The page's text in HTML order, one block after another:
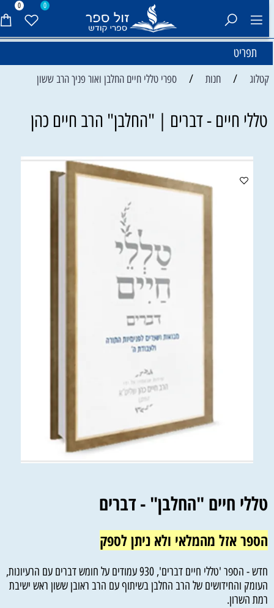
0 0
תפריט
קטלוג / חנות / ספרי טללי חיים החלבן ואור פניך הרב ששון
טללי חיים - דברים | "החלבן" הרב חיים כהן
טללי חיים "החלבן" - דברים
הספר אזל מהמלאי ולא ניתן לספק
חדש - הספר 'טללי חיים דברים', 930 עמודים על חומש דברים עם הרעיונות,
העומק והחידושים של הרב החלבן בשיתוף עם הרב ראובן ששון ראש ישיבת
רמת השרון.